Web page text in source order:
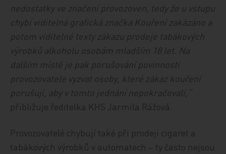
nedostatky ve značení provozoven, tedy že u vstupu
chybí viditelná grafická značka Kouření zakázáno a
potom viditelné texty zákazu prodeje tabákových
výrobků alkoholu osobám mladším 18 let. Na
dalším místě je pak porušování povinnosti
provozovatele vyzvat osoby, které zákaz kouření
porušují, aby v tomto jednání nepokračovali,“
přibližuje ředitelka KHS Jarmila Rážová.
Provozovatelé chybují také při prodeji cigaret a
tabákových výrobků v automatech – ty často nejsou